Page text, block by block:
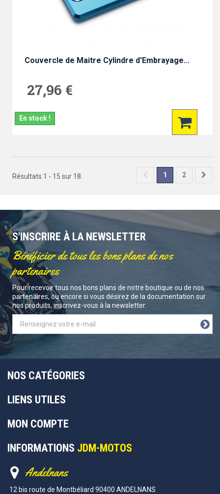
Couvercle de Maitre Cylindre d'Embrayage...
27,96 €
En stock !
1 2
Résultats 1 - 15 sur 18.
S'INSCRIRE À LA NEWSLETTER
Bénéficier de tous les bons plans de nos
partenaires
Pour recevoir tous nos bons plans de notre boutique ou de nos
partenaires, ou encore si vous désirez de la documentation sur
nos produits, inscrivez-vous à la newsletter.
NOS CATÉGORIES
LIENS UTILES
MON COMPTE
INFORMATIONS JDM-MOTOS
Andelnans
12 bis route de Montbéliard 90400 ANDELNANS